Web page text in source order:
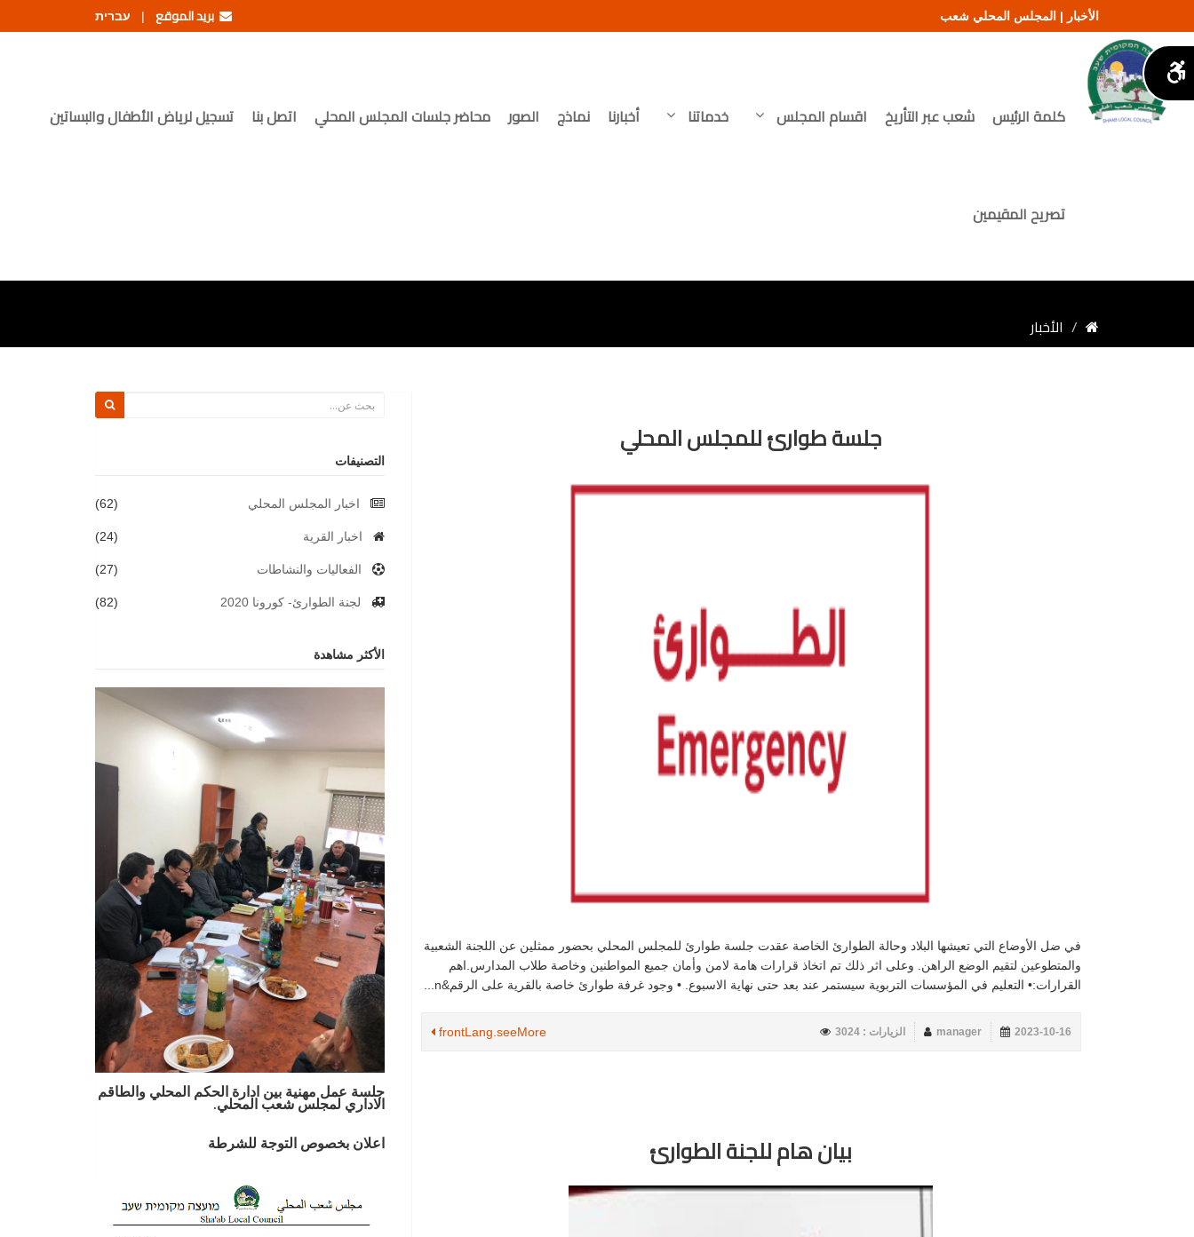
بريد الموقع | עברית الأخبار | المجلس المحلي شعب
كلمة الرئيس شعب عبر التأريخ اقسام المجلس خدماتنا أخبارنا نماذج الصور محاضر جلسات المجلس المحلي اتصل بنا تسجيل لرياض الأطفال والبساتين
تصريح المقيمين
الأخبار
جلسة طوارئ للمجلس المحلي
في ضل الأوضاع التي تعيشها البلاد وحالة الطوارئ الخاصة عقدت جلسة طوارئ للمجلس المحلي بحضور ممثلين عن اللجنة الشعبية
والمتطوعين لتقيم الوضع الراهن. وعلى اثر ذلك تم اتخاذ قرارات هامة لامن وأمان جميع المواطنين وخاصة طلاب المدارس.اهم
القرارات:• التعليم في المؤسسات التربوية سيستمر عند بعد حتى نهاية الاسبوع. • وجود غرفة طوارئ خاصة بالقرية على الرقم&n...
2023-10-16
manager الزيارات : 3024 frontLang.seeMore
بيان هام للجنة الطوارئ
التصنيفات
اخبار المجلس المحلي (62)
اخبار القرية (24)
الفعاليات والنشاطات (27)
لجنة الطوارئ- كورونا 2020 (82)
الأكثر مشاهدة
جلسة عمل مهنية بين ادارة الحكم المحلي والطاقم
الاداري لمجلس شعب المحلي.
اعلان بخصوص التوجة للشرطة